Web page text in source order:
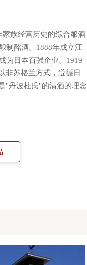
家族经营历史的综合酿酒
制酩酒。1888年成立江
为日本百强企业。1919
非苏格兰方式，遵循日
"丹波杜氏"的清酒的理念